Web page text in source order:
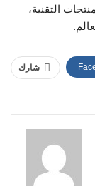
التقنية،
شارك